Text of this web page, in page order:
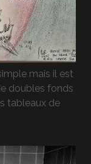
mais il est
doubles fonds
tableaux de